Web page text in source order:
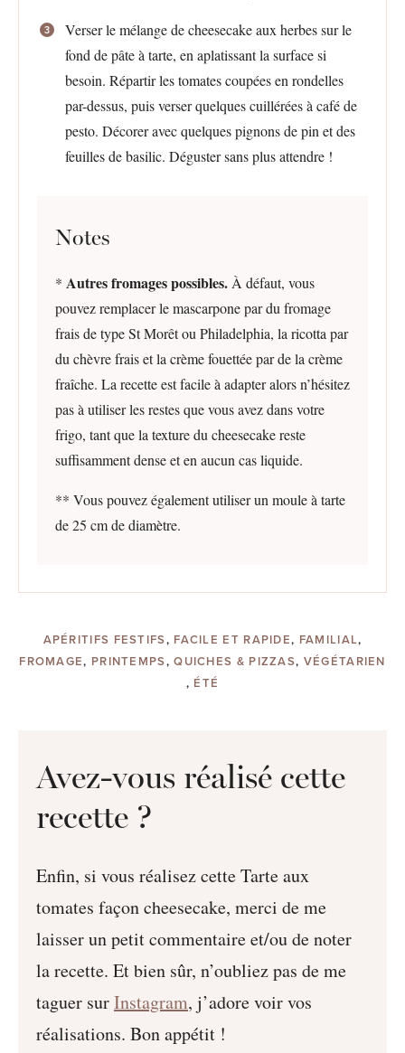
Verser le mélange de cheesecake aux herbes sur le
fond de pâte à tarte, en aplatissant la surface si
besoin. Répartir les tomates coupées en rondelles
par-dessus, puis verser quelques cuillérées à café de
pesto. Décorer avec quelques pignons de pin et des
feuilles de basilic. Déguster sans plus attendre !
Notes
* Autres fromages possibles. À défaut, vous
pouvez remplacer le mascarpone par du fromage
frais de type St Morêt ou Philadelphia, la ricotta par
du chèvre frais et la crème fouettée par de la crème
fraîche. La recette est facile à adapter alors n’hésitez
pas à utiliser les restes que vous avez dans votre
frigo, tant que la texture du cheesecake reste
suffisamment dense et en aucun cas liquide.
** Vous pouvez également utiliser un moule à tarte
de 25 cm de diamètre.
APÉRITIFS FESTIFS, FACILE ET RAPIDE, FAMILIAL,
FROMAGE, PRINTEMPS,QUICHES & PIZZAS, VÉGÉTARIEN
, ÉTÉ
Avez-vous réalisé cette
recette ?
Enfin, si vous réalisez cette Tarte aux
tomates façon cheesecake, merci de me
laisser un petit commentaire et/ou de noter
la recette. Et bien sûr, n’oubliez pas de me
taguer surInstagram, j’adore voir vos
réalisations. Bon appétit !